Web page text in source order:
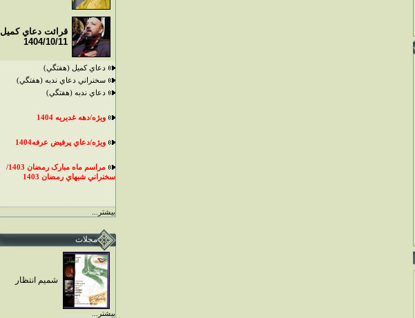
قرائت دعاي کميل
1404/10/11
دعاي کميل (هفتگي)
سخنراني دعاي ندبه (هفتگي)
دعاي ندبه (هفتگي)
ويژه/دهه غديريه 1404
ويژه/دعاي پرفيض عرفه1404
مراسم ماه مبارک رمضان 1403/
سخنراني شبهاي رمضان 1403
بيشتر...
مجلات
شميم انتظار
بيشتر...